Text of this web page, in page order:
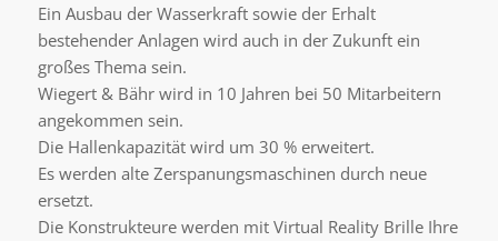
Ein Ausbau der Wasserkraft sowie der Erhalt
bestehender Anlagen wird auch in der Zukunft ein
großes Thema sein.
Wiegert & Bähr wird in 10 Jahren bei 50 Mitarbeitern
angekommen sein.
Die Hallenkapazität wird um 30 % erweitert.
Es werden alte Zerspanungsmaschinen durch neue
ersetzt.
Die Konstrukteure werden mit Virtual Reality Brille Ihre